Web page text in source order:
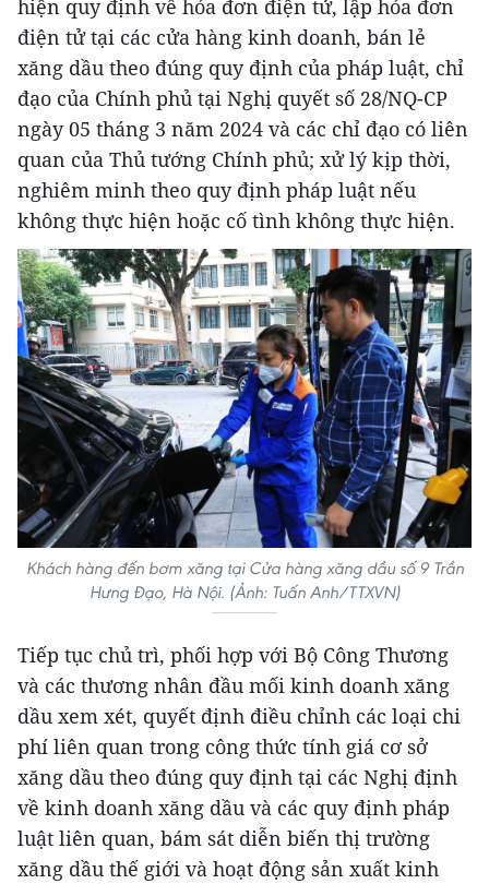
hiện quy định về hóa đơn điện tử, lập hóa đơn
điện tử tại các cửa hàng kinh doanh, bán lẻ
xăng dầu theo đúng quy định của pháp luật, chỉ
đạo của Chính phủ tại Nghị quyết số 28/NQ-CP
ngày 05 tháng 3 năm 2024 và các chỉ đạo có liên
quan của Thủ tướng Chính phủ; xử lý kịp thời,
nghiêm minh theo quy định pháp luật nếu
không thực hiện hoặc cố tình không thực hiện.
Khách hàng đến bơm xăng tại Cửa hàng xăng dầu số 9 Trần
Hưng Đạo, Hà Nội. (Ảnh: Tuấn Anh/TTXVN)
Tiếp tục chủ trì, phối hợp với Bộ Công Thương
và các thương nhân đầu mối kinh doanh xăng
dầu xem xét, quyết định điều chỉnh các loại chi
phí liên quan trong công thức tính giá cơ sở
xăng dầu theo đúng quy định tại các Nghị định
về kinh doanh xăng dầu và các quy định pháp
luật liên quan, bám sát diễn biến thị trường
xăng dầu thế giới và hoạt động sản xuất kinh